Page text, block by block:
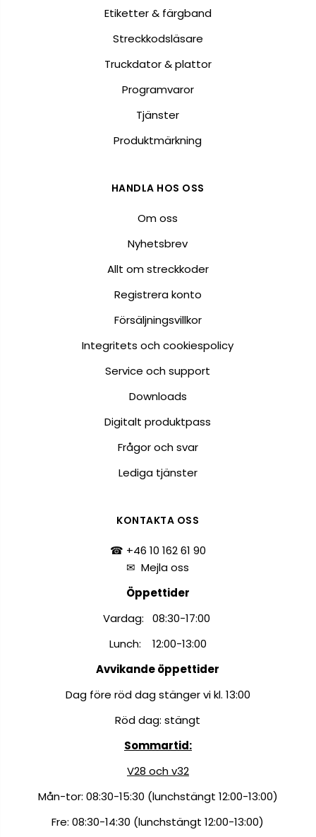
Etiketter & färgband
Streckkodsläsare
Truckdator & plattor
Programvaror
Tjänster
Produktmärkning
HANDLA HOS OSS
Om oss
Nyhetsbrev
Allt om streckkoder
Registrera konto
Försäljningsvillkor
Integritets och cookiespolicy
Service och support
Downloads
Digitalt produktpass
Frågor och svar
Lediga tjänster
KONTAKTA OSS
☎ +46 10 162 61 90
✉Mejla oss
Öppettider
Vardag: 08:30-17:00
Lunch: 12:00-13:00
Avvikande öppettider
Dag före röd dag stänger vi kl. 13:00
Röd dag: stängt
Sommartid:
V28 och v32
Mån-tor: 08:30-15:30 (lunchstängt 12:00-13:00)
Fre: 08:30-14:30 (lunchstängt 12:00-13:00)